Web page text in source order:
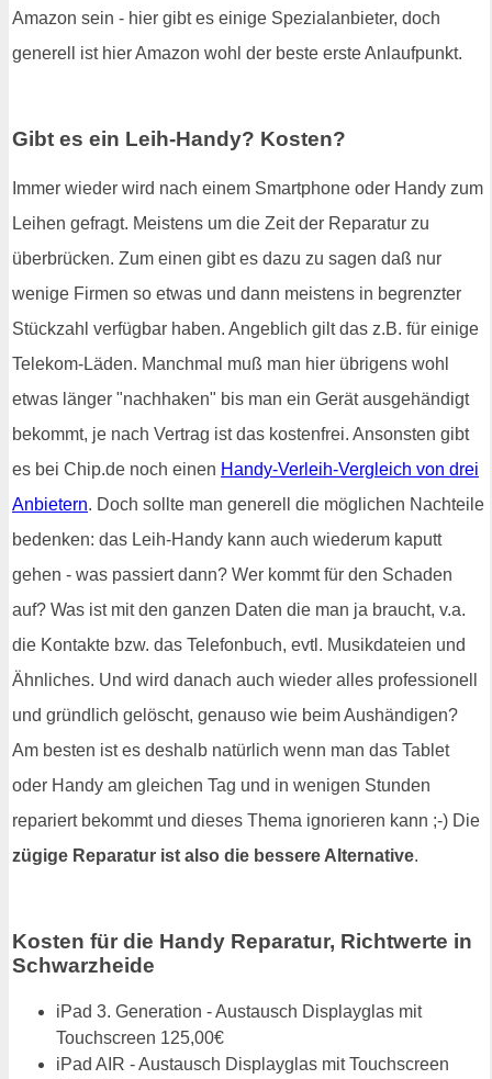
Amazon sein - hier gibt es einige Spezialanbieter, doch
generell ist hier Amazon wohl der beste erste Anlaufpunkt.
Gibt es ein Leih-Handy? Kosten?
Immer wieder wird nach einem Smartphone oder Handy zum
Leihen gefragt. Meistens um die Zeit der Reparatur zu
überbrücken. Zum einen gibt es dazu zu sagen daß nur
wenige Firmen so etwas und dann meistens in begrenzter
Stückzahl verfügbar haben. Angeblich gilt das z.B. für einige
Telekom-Läden. Manchmal muß man hier übrigens wohl
etwas länger "nachhaken" bis man ein Gerät ausgehändigt
bekommt, je nach Vertrag ist das kostenfrei. Ansonsten gibt
es bei Chip.de noch einen Handy-Verleih-Vergleich von drei
Anbietern. Doch sollte man generell die möglichen Nachteile
bedenken: das Leih-Handy kann auch wiederum kaputt
gehen - was passiert dann? Wer kommt für den Schaden
auf? Was ist mit den ganzen Daten die man ja braucht, v.a.
die Kontakte bzw. das Telefonbuch, evtl. Musikdateien und
Ähnliches. Und wird danach auch wieder alles professionell
und gründlich gelöscht, genauso wie beim Aushändigen?
Am besten ist es deshalb natürlich wenn man das Tablet
oder Handy am gleichen Tag und in wenigen Stunden
repariert bekommt und dieses Thema ignorieren kann ;-) Die
zügige Reparatur ist also die bessere Alternative.
Kosten für die Handy Reparatur, Richtwerte in
Schwarzheide
iPad 3. Generation - Austausch Displayglas mit
Touchscreen 125,00€
iPad AIR - Austausch Displayglas mit Touchscreen